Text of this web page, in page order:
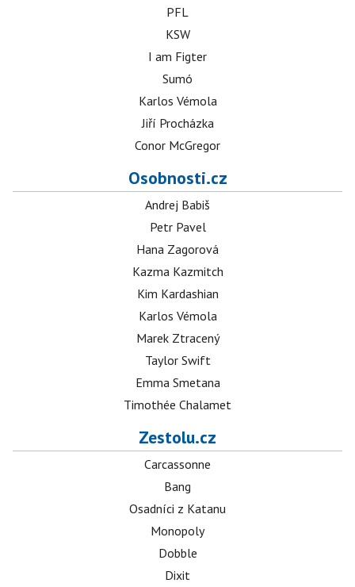
PFL
KSW
I am Figter
Sumó
Karlos Vémola
Jiří Procházka
Conor McGregor
Osobnosti.cz
Andrej Babiš
Petr Pavel
Hana Zagorová
Kazma Kazmitch
Kim Kardashian
Karlos Vémola
Marek Ztracený
Taylor Swift
Emma Smetana
Timothée Chalamet
Zestolu.cz
Carcassonne
Bang
Osadníci z Katanu
Monopoly
Dobble
Dixit